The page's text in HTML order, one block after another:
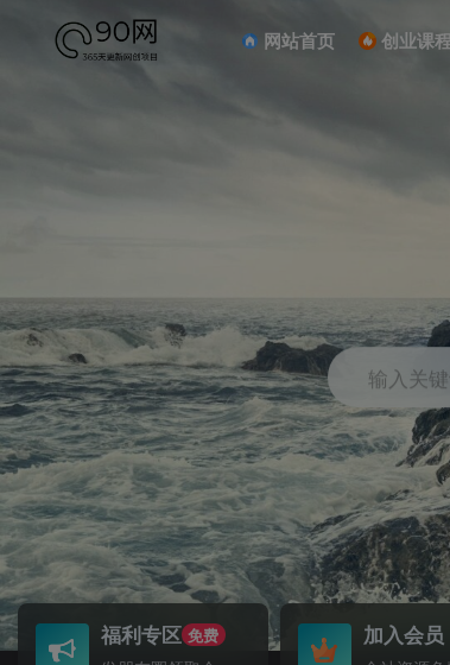
网站首页 创业课
输入关
福利专区 免费 加入会员